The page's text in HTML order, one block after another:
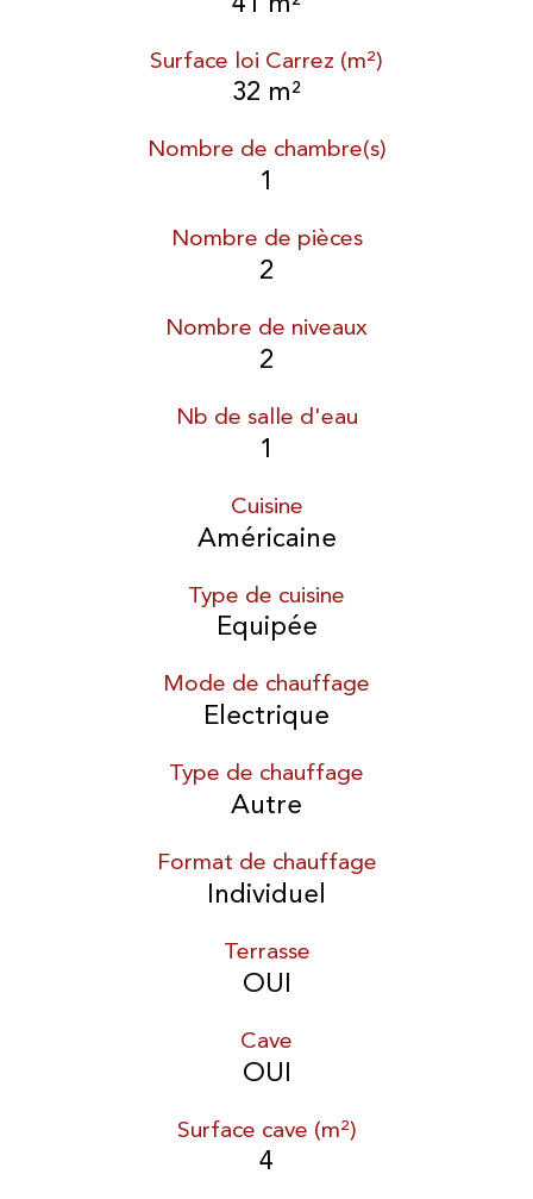
Surface loi Carrez (m²)
32 m²
Nombre de chambre(s)
1
Nombre de pièces
2
Nombre de niveaux
2
Nb de salle d'eau
1
Cuisine
Américaine
Type de cuisine
Equipée
Mode de chauffage
Electrique
Type de chauffage
Autre
Format de chauffage
Individuel
Terrasse
OUI
Cave
OUI
Surface cave (m²)
4